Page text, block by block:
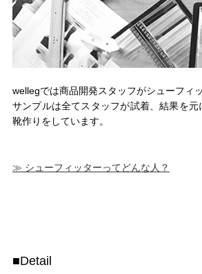
wellegでは商品開発スタッフがシューフィ
サンプルは全てスタッフが試着、結果を
靴作りをしています。
≫ シューフィッターってどんな人？
■Detail